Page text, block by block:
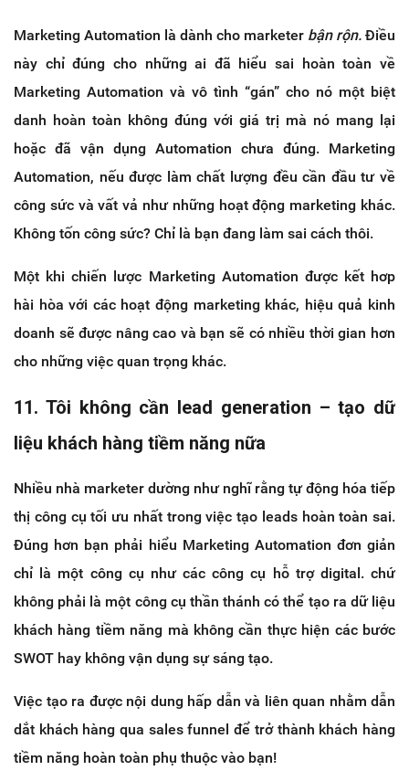
Marketing Automation là dành cho marketer bận rộn. Điều
này chỉ đúng cho những ai đã hiểu sai hoàn toàn về
Marketing Automation và vô tình “gán” cho nó một biệt
danh hoàn toàn không đúng với giá trị mà nó mang lại
hoặc đã vận dụng Automation chưa đúng. Marketing
Automation, nếu được làm chất lượng đều cần đầu tư về
công sức và vất vả như những hoạt động marketing khác.
Không tốn công sức? Chỉ là bạn đang làm sai cách thôi.
Một khi chiến lược Marketing Automation được kết hơp
hài hòa với các hoạt động marketing khác, hiệu quả kinh
doanh sẽ được nâng cao và bạn sẽ có nhiều thời gian hơn
cho những việc quan trọng khác.
11. Tôi không cần lead generation – tạo dữ
liệu khách hàng tiềm năng nữa
Nhiều nhà marketer dường như nghĩ rằng tự động hóa tiếp
thị công cụ tối ưu nhất trong việc tạo leads hoàn toàn sai.
Đúng hơn bạn phải hiểu Marketing Automation đơn giản
chỉ là một công cụ như các công cụ hỗ trợ digital. chứ
không phải là một công cụ thần thánh có thể tạo ra dữ liệu
khách hàng tiềm năng mà không cần thực hiện các bước
SWOT hay không vận dụng sự sáng tạo.
Việc tạo ra được nội dung hấp dẫn và liên quan nhằm dẫn
dắt khách hàng qua sales funnel để trở thành khách hàng
tiềm năng hoàn toàn phụ thuộc vào bạn!